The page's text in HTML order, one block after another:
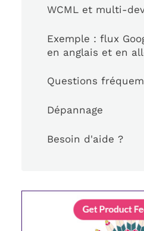
WCML et multi-
Exemple : flux
en anglais et en
Questions
Dépannage
Besoin d'aide ?